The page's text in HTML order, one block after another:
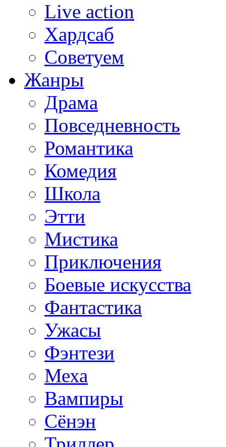
Live action
Хардсаб
Советуем
Жанры
Драма
Повседневность
Романтика
Комедия
Школа
Этти
Мистика
Приключения
Боевые искусства
Фантастика
Ужасы
Фэнтези
Меха
Вампиры
Сёнэн